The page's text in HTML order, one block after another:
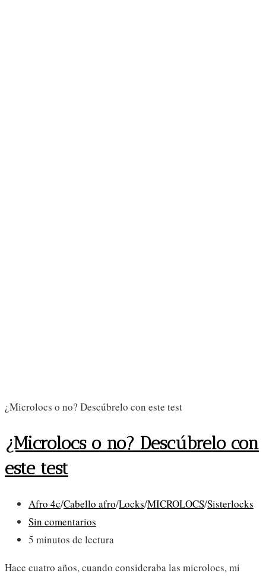
¿Microlocs o no? Descúbrelo con este test
¿Microlocs o no? Descúbrelo con
este test
Categoría
de
la
Afro 4c/Cabello afro/Locks/MICROLOCS/Sisterlocks
Comentarios
de
Sin comentarios
Tiempo
5 minutos de lectura
Hace cuatro años, cuando consideraba las microlocs, mi